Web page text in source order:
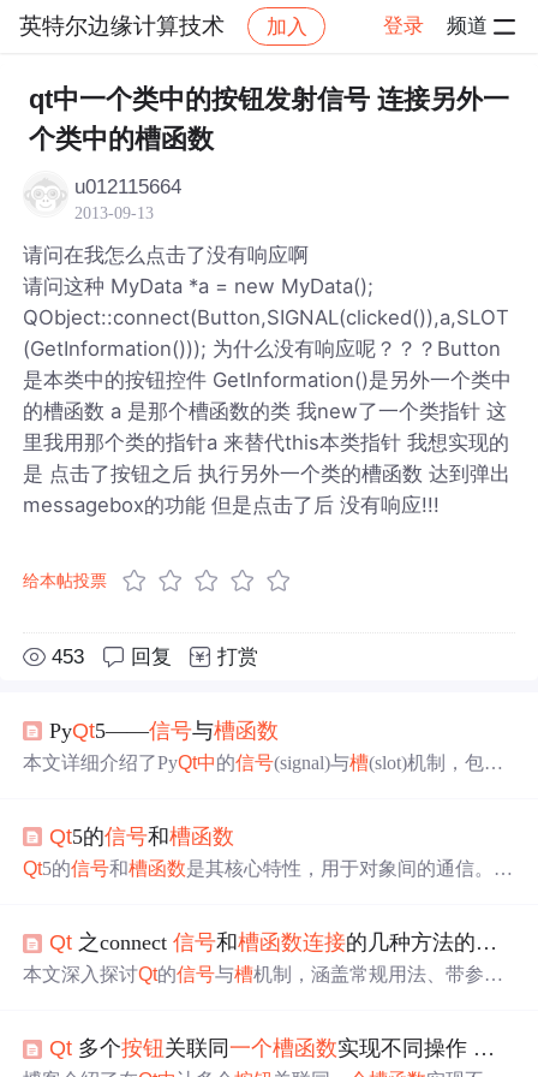
英特尔边缘计算技术 加入 登录 频道
社区 英特尔边缘计算技术 帖子详情
qt中一个类中的按钮发射信号 连接另外一
个类中的槽函数
u012115664
2013-09-13
请问在我怎么点击了没有响应啊
请问这种 MyData *a = new MyData();
QObject::connect(Button,SIGNAL(clicked()),a,SLOT
(GetInformation())); 为什么没有响应呢？？？Button
是本类中的按钮控件 GetInformation()是另外一个类中
的槽函数 a 是那个槽函数的类 我new了一个类指针 这
里我用那个类的指针a 来替代this本类指针 我想实现的
是 点击了按钮之后 执行另外一个类的槽函数 达到弹出
messagebox的功能 但是点击了后 没有响应!!!
给本帖投票
453 回复 打赏
PyQt5——信号与槽函数
本文详细介绍了PyQt中的信号(signal)与槽(slot)机制，包括
如何使用内置信号与槽、自定义
信号的连接、发射和断开。
Qt5的信号和槽函数
Qt5的信号和槽函数是其核心特性，用于对象间的通信。它
实现当信号触发时，相应的槽函数被调用。在教师和学生
类的例子中，老师拍桌子的信号 可触发学生坐端正的槽
Qt 之connect信号和槽函数连接的几种方法的总结（含signalmaper、lamda方式）
本文深入探讨Qt的信号与槽机制，涵盖常规用法、带参数
助读者掌握高效编程技巧。
Qt 多个按钮关联同一个槽函数实现不同操作 两种方法